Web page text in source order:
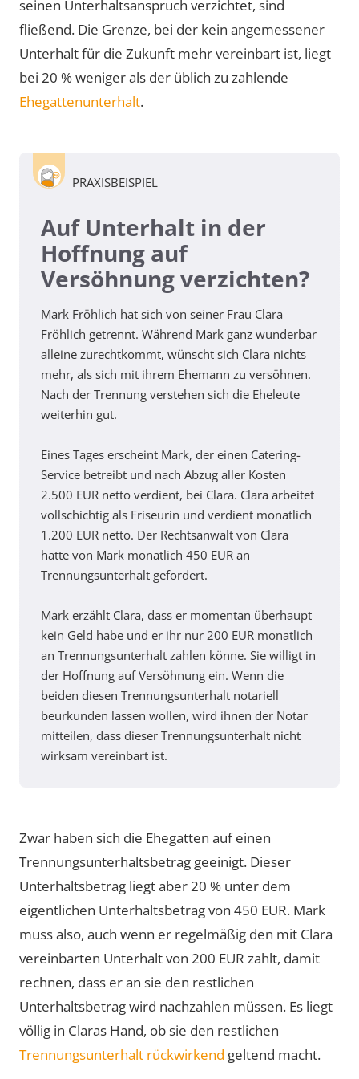
seinen Unterhaltsanspruch verzichtet, sind
fließend. Die Grenze, bei der kein angemessener
Unterhalt für die Zukunft mehr vereinbart ist, liegt
bei 20 % weniger als der üblich zu zahlende
Ehegattenunterhalt.
PRAXISBEISPIEL
Auf Unterhalt in der
Hoffnung auf
Versöhnung verzichten?
Mark Fröhlich hat sich von seiner Frau Clara
Fröhlich getrennt. Während Mark ganz wunderbar
alleine zurechtkommt, wünscht sich Clara nichts
mehr, als sich mit ihrem Ehemann zu versöhnen.
Nach der Trennung verstehen sich die Eheleute
weiterhin gut.
Eines Tages erscheint Mark, der einen Catering-
Service betreibt und nach Abzug aller Kosten
2.500 EUR netto verdient, bei Clara. Clara arbeitet
vollschichtig als Friseurin und verdient monatlich
1.200 EUR netto. Der Rechtsanwalt von Clara
hatte von Mark monatlich 450 EUR an
Trennungsunterhalt gefordert.
Mark erzählt Clara, dass er momentan überhaupt
kein Geld habe und er ihr nur 200 EUR monatlich
an Trennungsunterhalt zahlen könne. Sie willigt in
der Hoffnung auf Versöhnung ein. Wenn die
beiden diesen Trennungsunterhalt notariell
beurkunden lassen wollen, wird ihnen der Notar
mitteilen, dass dieser Trennungsunterhalt nicht
wirksam vereinbart ist.
Zwar haben sich die Ehegatten auf einen
Trennungsunterhaltsbetrag geeinigt. Dieser
Unterhaltsbetrag liegt aber 20 % unter dem
eigentlichen Unterhaltsbetrag von 450 EUR. Mark
muss also, auch wenn er regelmäßig den mit Clara
vereinbarten Unterhalt von 200 EUR zahlt, damit
rechnen, dass er an sie den restlichen
Unterhaltsbetrag wird nachzahlen müssen. Es liegt
völlig in Claras Hand, ob sie den restlichen
Trennungsunterhalt rückwirkend geltend macht.